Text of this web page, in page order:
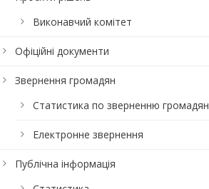
Виконавчий комітет
Офіційні документи
Звернення громадян
Статистика по зверненню громадян
Електронне звернення
Публічна інформація